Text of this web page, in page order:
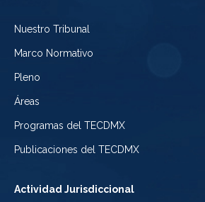
Nuestro Tribunal
Marco Normativo
Pleno
Áreas
Programas del TECDMX
Publicaciones del TECDMX
Actividad Jurisdiccional